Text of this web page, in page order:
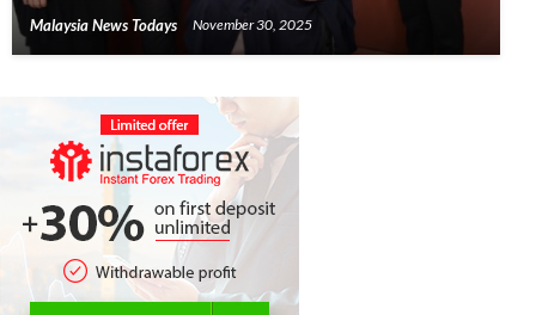
Malaysia News Todays November 30, 2025